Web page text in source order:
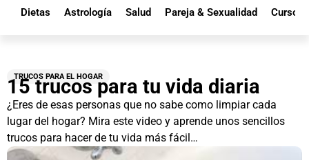
Dietas Astrología Salud Pareja & Sexualidad Cursos
TRUCOS PARA EL HOGAR
15 trucos para tu vida diaria
¿Eres de esas personas que no sabe como limpiar cada
lugar del hogar? Mira este video y aprende unos sencillos
trucos para hacer de tu vida más fácil…